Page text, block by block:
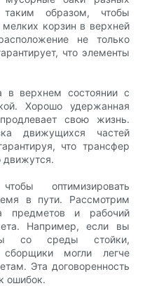
образом, чтобы
мелких корзин в верхней
не только
что элементы
в верхнем состоянии с
Хорошо удержанная
свою жизнь.
движущихся частей
что трансфер
движутся.
оптимизировать
в пути. Рассмотрим
предметов и рабочий
Например, если вы
со среды стойки,
могли легче
Эта договоренность
ошибок.